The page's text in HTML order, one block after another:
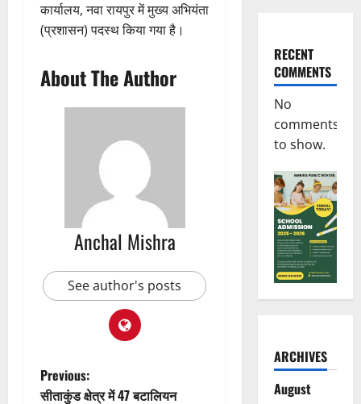
कार्यालय, नवा रायपुर में मुख्य अभियंता
(प्रशासन) पदस्थ किया गया है।
About The Author
Anchal Mishra
See author's posts
P
Previous:
सीताकुंड क्षेत्र में 47 बटालियन
RECENT
COMMENTS
No
comments
to show.
ARCHIVES
August